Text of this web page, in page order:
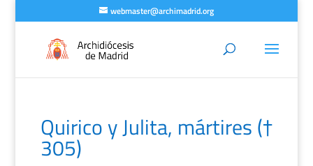
webmaster@archimadrid.org
Quirico y Julita, mártires (†
305)